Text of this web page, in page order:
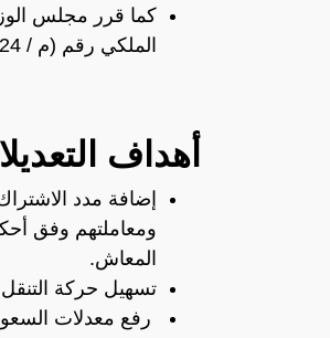
الملكي رقم (م / 24) وتاريخ 4/4/1395 هـ، إذا لم يعد الجيش يتمتع بالجنسية السعودية.
أهداف
إضافة مدد
ومعاملتهم وفق
المعاش.
تسهيل حركة التنقل
رفع معدلات